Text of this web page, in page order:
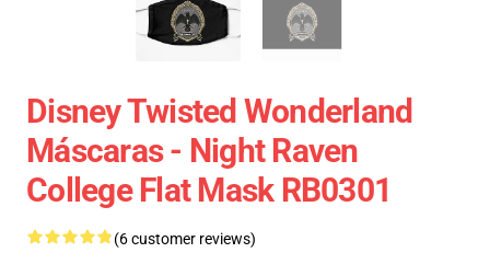
Disney Twisted Wonderland
Máscaras - Night Raven
College Flat Mask RB0301
(6 customer reviews)